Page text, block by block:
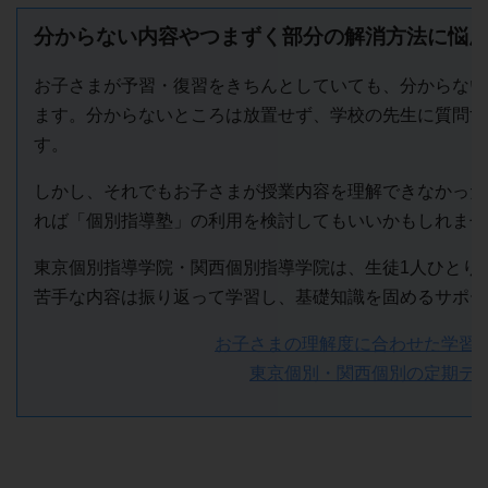
分からない内容やつまずく部分の解消方法に
お子さまが予習・復習をきちんとしていても、分からな
ます。分からないところは放置せず、学校の先生に質問
す。
しかし、それでもお子さまが授業内容を理解できなかっ
れば「個別指導塾」の利用を検討してもいいかもしれま
東京個別指導学院・関西個別指導学院は、生徒1人ひと
苦手な内容は振り返って学習し、基礎知識を固めるサポ
お子さまの理解度に合わせた学習
東京個別・関西個別の定期テ